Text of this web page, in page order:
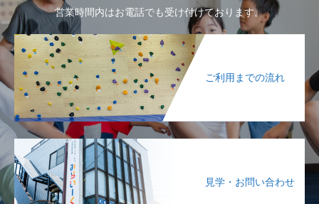
営業時間内はお電話でも受け付けております。
ご利用までの流れ
見学・お問い合わせ